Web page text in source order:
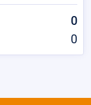
0
0